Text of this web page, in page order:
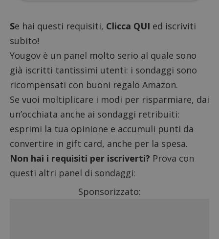
Se hai questi requisiti, Clicca QUI ed iscriviti
subito!
Yougov è un panel molto serio al quale sono
già iscritti tantissimi utenti: i sondaggi sono
ricompensati con buoni regalo Amazon.
Se vuoi moltiplicare i modi per risparmiare, dai
un’occhiata anche ai sondaggi retribuiti:
esprimi la tua opinione e accumuli punti da
convertire in gift card, anche per la spesa.
Non hai i requisiti per iscriverti? Prova con
questi altri panel di sondaggi:
Sponsorizzato: